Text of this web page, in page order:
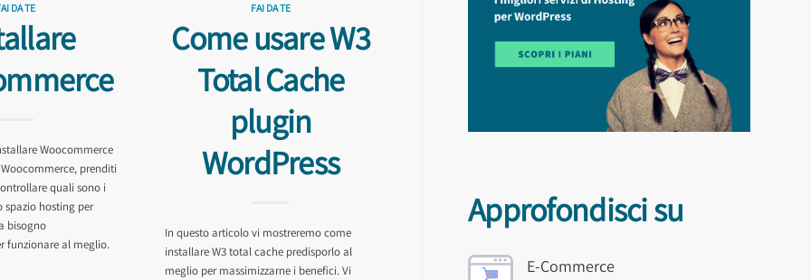
DA TE
Woocommerce
prenditi
quali sono i
spazio hosting per
bisogno
funzionare al meglio.
FAI DA TE
Come usare W3
Total Cache
plugin
WordPress
In questo articolo vi mostreremo come
installare W3 total cache predisporlo al
meglio per massimizzarne i benefici. Vi
Approfondisci su
E-Commerce